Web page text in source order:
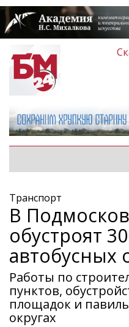
Транспорт
В
обустроят
автобусных
Работы по
пунктов,
площадок и
округах